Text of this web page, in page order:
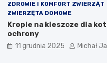
ZDROWIE I KOMFORT ZWIERZĄT
ZWIERZĘTA DOMOWE
Krople na kleszcze dla
ochrony
11 grudnia 2025 Michał